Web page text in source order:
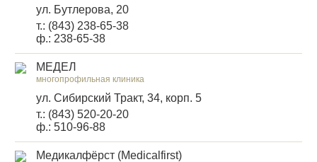
ул. Бутлерова, 20
т.: (843) 238-65-38
ф.: 238-65-38
МЕДЕЛ
многопрофильная клиника
ул. Сибирский Тракт, 34, корп. 5
т.: (843) 520-20-20
ф.: 510-96-88
Медикалфёрст (Medicalfirst)